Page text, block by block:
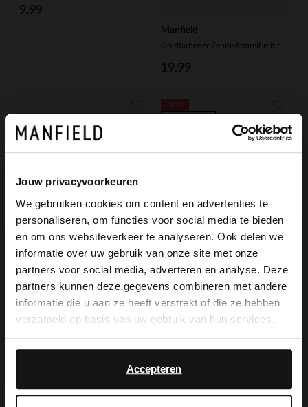
Jouw privacyvoorkeuren
We gebruiken cookies om content en advertenties te
personaliseren, om functies voor social media te bieden
en om ons websiteverkeer te analyseren. Ook delen we
informatie over uw gebruik van onze site met onze
partners voor social media, adverteren en analyse. Deze
partners kunnen deze gegevens combineren met andere
informatie die u aan ze heeft verstrekt of die ze hebben
verzameld op basis van uw gebruik van hun services.
Accepteren
9.99
Manfield
Goldfarbener Zebra-Armreif mit roten Details
19.99
Manfield
Goldfarbene Giraffen-Brosche
12.99
Manfield
Rote Kette mit Anhängern
14.99
4.50
×
View this website in English?
It looks like your language isn't Dutch. Would
you like to switch to English?
English